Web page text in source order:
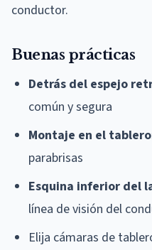
conductor.
Buenas prácticas
Detrás del espejo
común y segura
Montaje en el tablero
parabrisas
Esquina inferior del
línea de visión del
Elija cámaras de